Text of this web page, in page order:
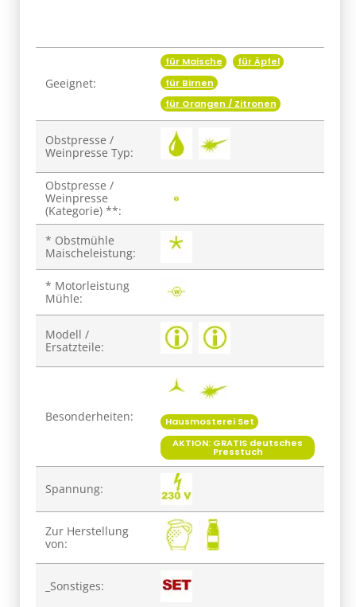
Produkteigenschaft
Geeignet:
für Maische
für Äpfel
für Birnen
für Orangen / Zitronen
Obstpresse /
Weinpresse Typ:
Obstpresse /
Weinpresse
(Kategorie) **:
* Obstmühle
Maischeleistung:
* Motorleistung
Mühle:
Modell /
Ersatzteile:
Besonderheiten:
Hausmosterei Set
AKTION: GRATIS deutsches
Presstuch
Spannung:
Zur Herstellung
von:
_Sonstiges: